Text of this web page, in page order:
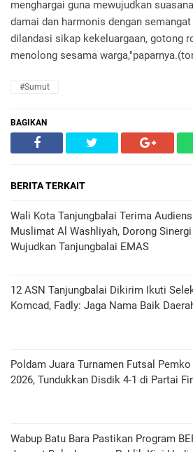
menghargai guna mewujudkan
damai dan harmonis dengan
dilandasi sikap kekeluargaan, gotong
menolong sesama
#Sumut
BAGIKAN
BERITA TERKAIT
Wali Kota Tanjungbalai Terima
Muslimat Al Washliyah, Dorong Sinergi
Wujudkan Tanjungbalai EMAS
12 ASN Tanjungbalai Dikirim Ikuti
Komcad, Fadly: Jaga Nama Baik
Poldam Juara Turnamen Futsal Pemko
2026, Tundukkan Disdik 4-1 di Partai
Wabup Batu Bara Pastikan Program